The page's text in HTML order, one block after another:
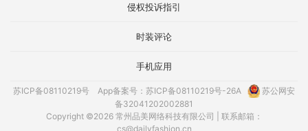
侵权投诉指引
时装评论
手机应用
苏ICP备08110219号 App备案号：苏ICP备08110219号-26A
苏公网安
备32041202002881
Copyright ©2026 常州品美网络科技有限公司 | 联系邮箱：
cs@dailyfashion.cn